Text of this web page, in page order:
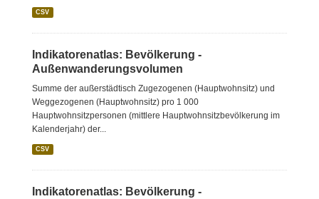
CSV
Indikatorenatlas: Bevölkerung -
Außenwanderungsvolumen
Summe der außerstädtisch Zugezogenen (Hauptwohnsitz) und
Weggezogenen (Hauptwohnsitz) pro 1 000
Hauptwohnsitzpersonen (mittlere Hauptwohnsitzbevölkerung im
Kalenderjahr) der...
CSV
Indikatorenatlas: Bevölkerung -